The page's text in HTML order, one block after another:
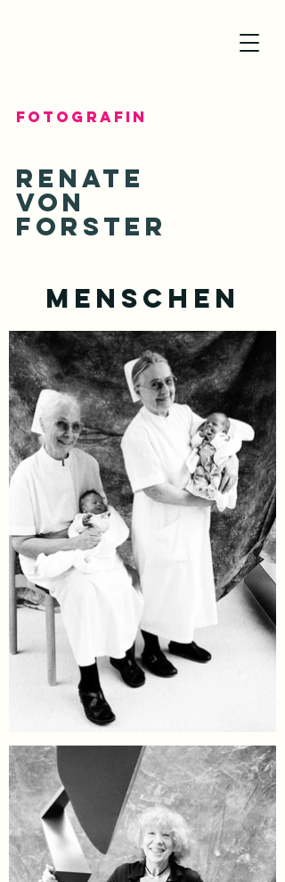
Fotografin
Renate
von
Forster
Menschen